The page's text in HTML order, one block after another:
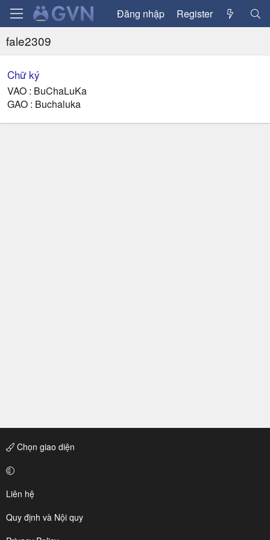
Đăng nhập Register
fale2309
Chữ ký
VAO : BuChaLuKa
GAO : Buchaluka
Chọn giao diện
Liên hệ
Quy định và Nội quy